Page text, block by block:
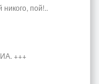
пой!..
+++